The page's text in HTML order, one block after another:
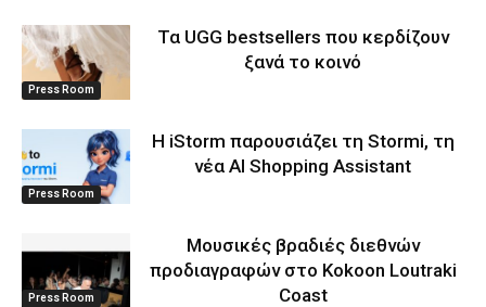
Press Room
Τα UGG bestsellers που κερδίζουν
ξανά το κοινό
Press Room
Η iStorm παρουσιάζει τη Stormi, τη
νέα AI Shopping Assistant
Press Room
Μουσικές βραδιές διεθνών
προδιαγραφών στο Kokoon Loutraki
Coast